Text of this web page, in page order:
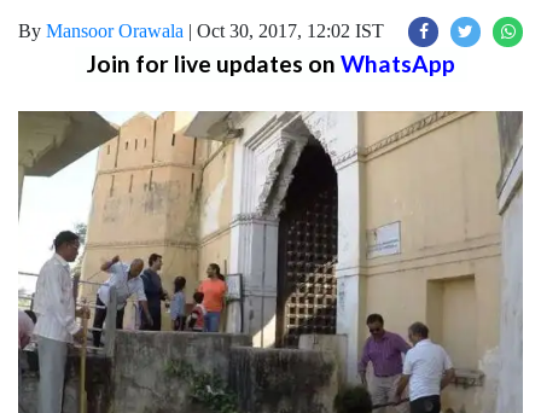
By Mansoor Orawala | Oct 30, 2017, 12:02 IST
Join for live updates on WhatsApp